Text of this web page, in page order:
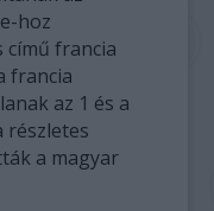
hoz
című francia
francia
az 1 és a
részletes
a magyar